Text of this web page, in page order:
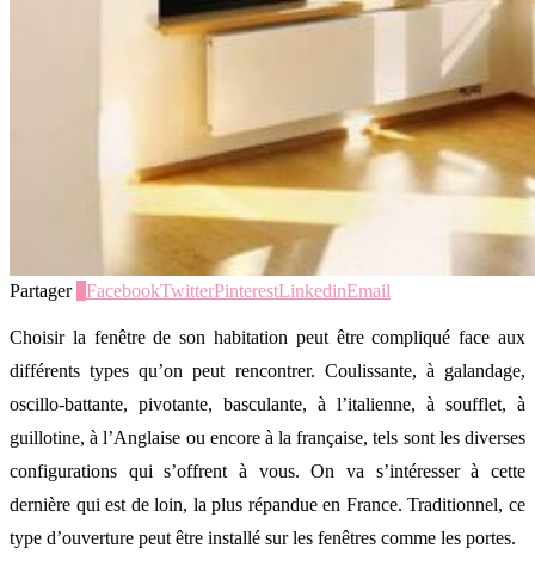
Partager FacebookTwitterPinterestLinkedinEmail
Choisir la fenêtre de son habitation peut être compliqué face aux
différents types qu’on peut rencontrer. Coulissante, à galandage,
oscillo-battante, pivotante, basculante, à l’italienne, à soufflet, à
guillotine, à l’Anglaise ou encore à la française, tels sont les diverses
configurations qui s’offrent à vous. On va s’intéresser à cette
dernière qui est de loin, la plus répandue en France. Traditionnel, ce
type d’ouverture peut être installé sur les fenêtres comme les portes.